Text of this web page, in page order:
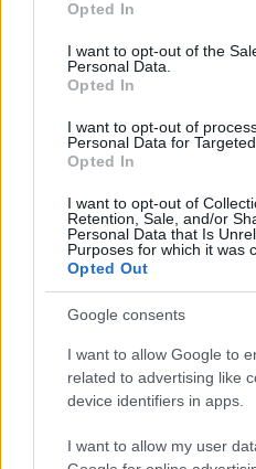
use your data for below
consent section.
Opted In
I want to opt-out of the
Personal Data.
Opted In
I want to opt-out of
Personal Data for
Opted In
I want to opt-out of
Retention, Sale, and/or
Personal Data that Is
Purposes for which it was
Opted Out
Google consents
I want to allow Google to
related to advertising like
device identifiers in apps.
I want to allow my user
Compra tu coche de
¿Estás pensando en renovar tu
AUTOMOVIL